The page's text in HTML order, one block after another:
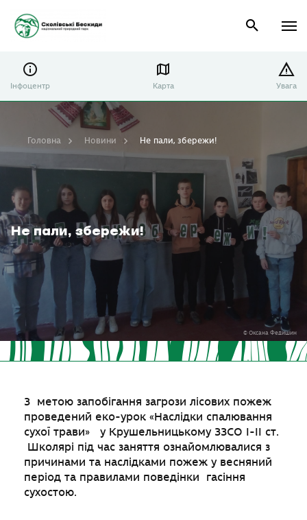
Інфоцентр Карта Увага
Не пали, збережи!
Головна Новини Не пали, збережи!
© Оксана Федишин
З метою запобігання загрози лісових пожеж
проведений еко-урок «Наслідки спалювання
сухої трави» у Крушельницькому ЗЗСО І-ІІ ст.
Школярі під час заняття ознайомлювалися з
причинами та наслідками пожеж у весняний
період та правилами поведінки гасіння
сухостою.